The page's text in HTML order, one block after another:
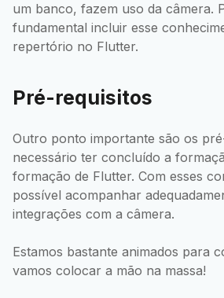
um banco, fazem uso da câmera.
fundamental incluir esse
repertório no Flutter.
Pré-requisitos
Outro ponto importante são os
necessário ter concluído a
formação de Flutter. Com esses
possível acompanhar
integrações com a câmera.
Estamos bastante animados para
vamos colocar a mão na massa!